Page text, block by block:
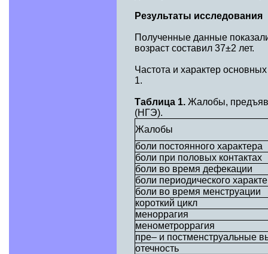
Результаты исследования
Полученные данные
возраст составил 37±2 лет.
Частота и характер
1.
Таблица 1. Жалобы,
(НГЭ).
Жалобы
боли постоянного характера
боли при половых контактах
боли во время дефекации
боли периодического
боли во время менструации
короткий цикл
меноррагия
менометроррагия
пре– и постменструальные
отечность